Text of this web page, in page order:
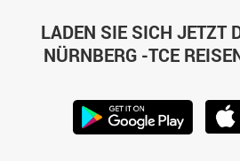
LADEN SIE SICH JETZT
NÜRNBERG -TCE